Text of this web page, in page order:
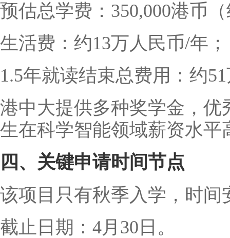
预估总学费：350,000港币
生活费：约13万人民币/年；
1.5年就读结束总费用：约
港中大提供多种奖学金，
生在科学智能领域薪资水平
四、关键申请时间节点
该项目只有秋季入学，时间
截止日期：4月30日。